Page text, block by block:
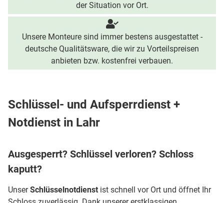
der Situation vor Ort.
Unsere Monteure sind immer bestens ausgestattet -
deutsche Qualitätsware, die wir zu Vorteilspreisen
anbieten bzw. kostenfrei verbauen.
Schlüssel- und Aufsperrdienst +
Notdienst in Lahr
Ausgesperrt? Schlüssel verloren? Schloss
kaputt?
UnserSchlüsselnotdienst ist schnell vor Ort und öffnet Ihr